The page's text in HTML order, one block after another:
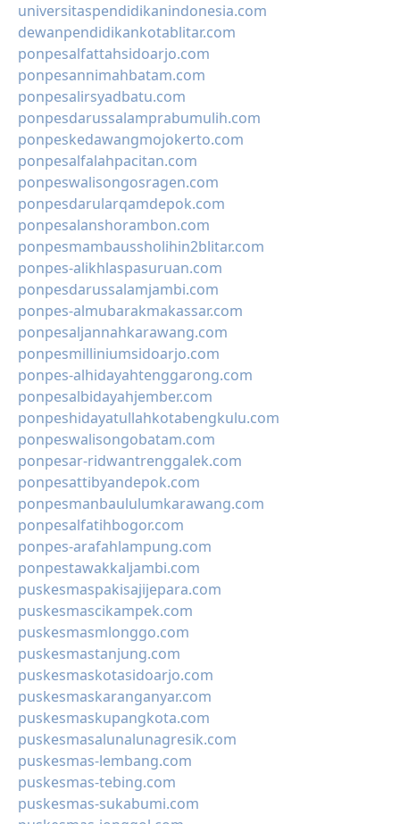
universitaspendidikanindonesia.com
dewanpendidikankotablitar.com
ponpesalfattahsidoarjo.com
ponpesannimahbatam.com
ponpesalirsyadbatu.com
ponpesdarussalamprabumulih.com
ponpeskedawangmojokerto.com
ponpesalfalahpacitan.com
ponpeswalisongosragen.com
ponpesdarularqamdepok.com
ponpesalanshorambon.com
ponpesmambaussholihin2blitar.com
ponpes-alikhlaspasuruan.com
ponpesdarussalamjambi.com
ponpes-almubarakmakassar.com
ponpesaljannahkarawang.com
ponpesmilliniumsidoarjo.com
ponpes-alhidayahtenggarong.com
ponpesalbidayahjember.com
ponpeshidayatullahkotabengkulu.com
ponpeswalisongobatam.com
ponpesar-ridwantrenggalek.com
ponpesattibyandepok.com
ponpesmanbaululumkarawang.com
ponpesalfatihbogor.com
ponpes-arafahlampung.com
ponpestawakkaljambi.com
puskesmaspakisajijepara.com
puskesmascikampek.com
puskesmasmlonggo.com
puskesmastanjung.com
puskesmaskotasidoarjo.com
puskesmaskaranganyar.com
puskesmaskupangkota.com
puskesmasalunalunagresik.com
puskesmas-lembang.com
puskesmas-tebing.com
puskesmas-sukabumi.com